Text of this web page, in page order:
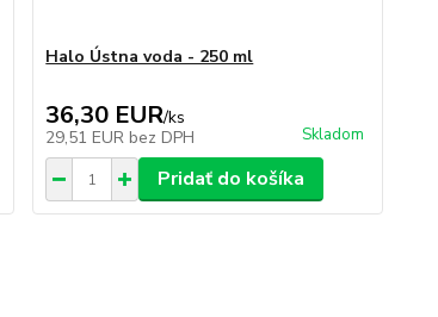
Halo Ústna voda - 250 ml
36,30 EUR/ks
29,51 EUR bez DPH Skladom
Pridať do košíka